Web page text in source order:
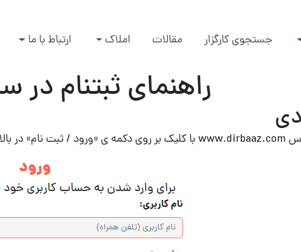
جستجوی کارگزار مقالات املاک ارتباط با ما
راهنمای ثبتنام در
www.dirbaaz.com با کلیک بر روی دکمه ی «ورود / ثبت نام»